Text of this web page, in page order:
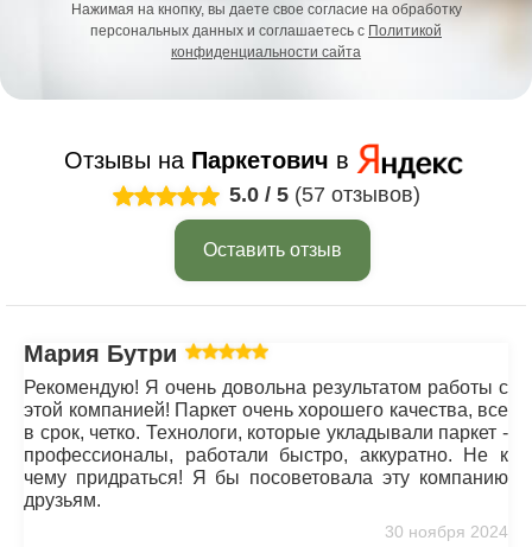
Нажимая на кнопку, вы даете свое согласие на обработку
персональных данных и соглашаетесь с Политикой
конфиденциальности сайта
Отзывы на Паркетович в
5.0 / 5 (57 отзывов)
Оставить отзыв
Мария Бутрим
Рекомендую! Я очень довольна результатом работы с
этой компанией! Паркет очень хорошего качества, все
в срок, четко. Технологи, которые укладывали паркет -
профессионалы, работали быстро, аккуратно. Не к
чему придраться! Я бы посоветовала эту компанию
друзьям.
30 ноября 2024